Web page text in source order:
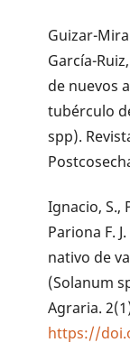
Guizar-
García-
de nuevos
tubérculo
spp).
Ignacio, S.,
Pariona F.
nativo de
(Solanum
Agraria.
https://